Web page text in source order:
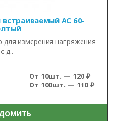
AC 60-
измерения напряжения
д..
От 10шт. — 120 ₽
От 100шт. — 110 ₽